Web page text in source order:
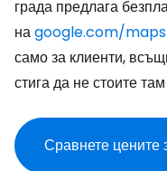
града предлага
наgoogle.com/maps
само за клиенти,
стига да не стоите
Сравнете цените